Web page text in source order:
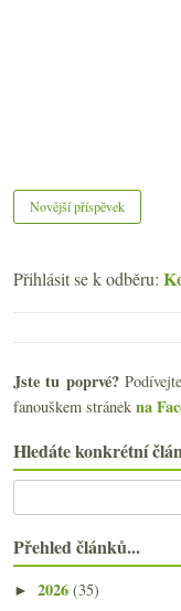
Novější příspěvek
Přihlásit se k odběru:
Jste tu poprvé?
fanouškem stránek na
Hledáte konkrétní
Přehled článků...
► 2026 (35)